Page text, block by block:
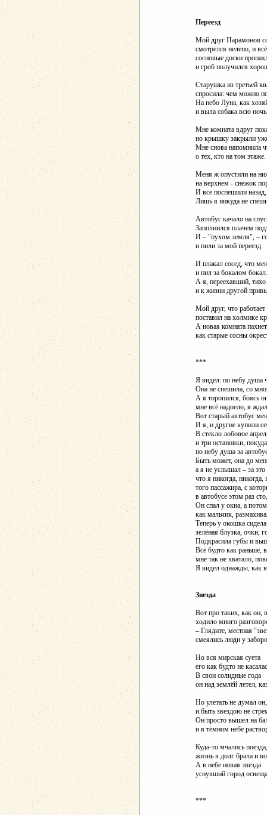
Переезд
Мой друг Парамонов
смотрелся нелепо, и
сосновые доски
и гроб получился
Старушка из третьей
спросила: чем можно
На небо Луна, как
и выла собака всю
Мне комната вдруг
но крышку закрыли
Мне снова напомнила
о тех, кто на том этаже.
Меня ж опустили на
на верхнем - снежок
И все поспешили
Лишь я никуда не
Автобус качало на
Заполнился плачем
И – "пухом земля", –
и пили за мой переезд.
И плакал сосед, что
и пил за бокалом бокал.
А я, переехавший,
и к жизни другой
Мой друг, что работает
поставил на холмике
А новая комната
как старые сосны
***
Я видел: по небу душа
Она не спешила, со
А я торопился, боясь
мне всё надоело, я
Вот старый автобус
И я, и другие купили
В стекло лобовое
и три остановки,
по небу душа за
Быть может, она до
а я не услышал – за
что я никогда,
того пассажира, с
в автобусе этом раз
Он спал у окна, а
как мальчик,
Теперь у окошка
зелёная блузка, очки,
Подкрасила губы и
Всё будто как раньше,
мне так не хватало,
Я видел однажды, как
Звезда
Вот про таких, как он,
ходило много
– Глядите, местная
смеялись люди у
Но вся мирская суета
его как будто не
В свои солидные года
он над землёй летел,
Но улетать не думал он,
и быть звездою не
Он просто вышел на
и в тёмном небе
Куда-то мчались поезда,
жизнь в долг брала и
А в небе новая звезда
уснувший город
***